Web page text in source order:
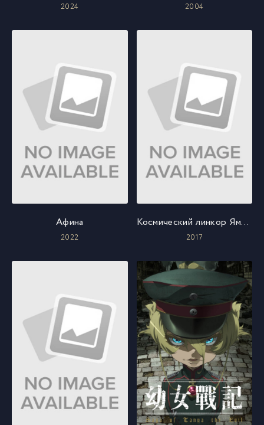
2024 2004
Афина
2022
Космический линкор Ямато 2202: Воины любви
2017